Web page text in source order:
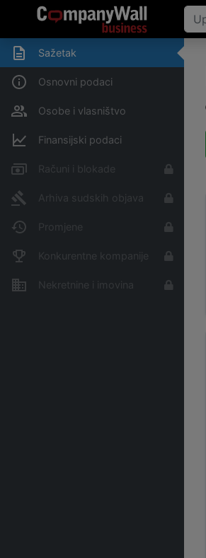
Sažetak
Osnovni podaci
Osobe i vlasništvo
Finansijski podaci
Računi i blokade
Arhiva sudskih objava
Promjene
Konkurentne kompanije
Nekretnine i imovina